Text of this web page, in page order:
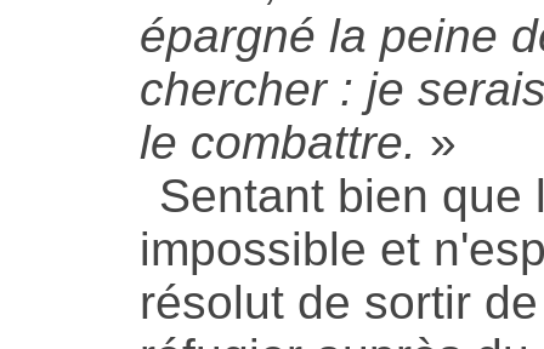
épargné la peine
chercher : je
le combattre. »
Sentant bien que
impossible et
résolut de sortir